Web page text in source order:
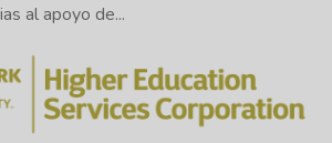
para ver otros vídeos y recursos
cómo analizar un texto, como
un argumento y Evaluar la
al apoyo de...